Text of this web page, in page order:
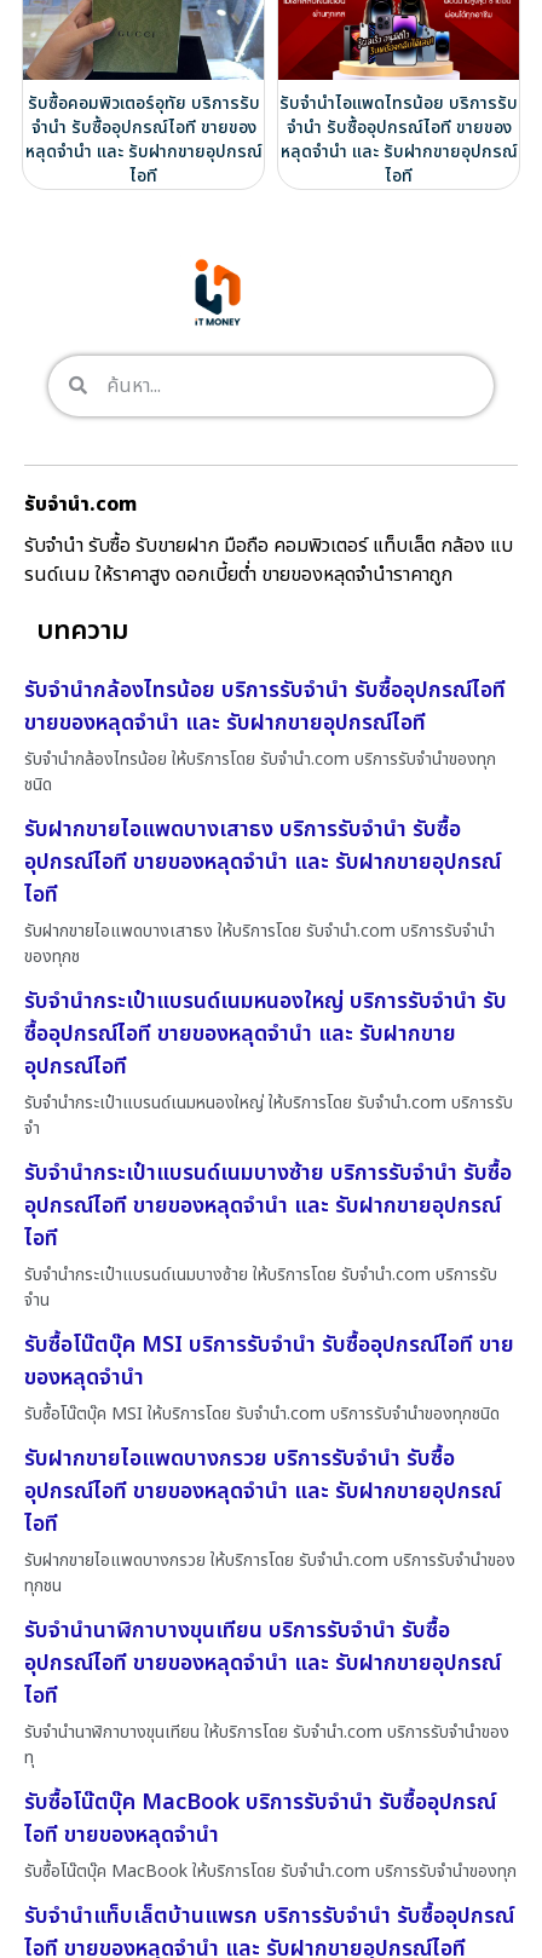
รับซื้อคอมพิวเตอร์อุทัย บริการรับ
จำนำ รับซื้ออุปกรณ์ไอที ขายของ
หลุดจำนำ และ รับฝากขายอุปกรณ์
ไอที
รับจำนำไอแพดไทรน้อย บริการรับ
จำนำ รับซื้ออุปกรณ์ไอที ขายของ
หลุดจำนำ และ รับฝากขายอุปกรณ์
ไอที
รับจํานํา.com
รับจำนำ รับซื้อ รับขายฝาก มือถือ คอมพิวเตอร์ แท็บเล็ต กล้อง แบ
รนด์เนม ให้ราคาสูง ดอกเบี้ยต่ำ ขายของหลุดจำนำราคาถูก
บทความ
รับจำนำกล้องไทรน้อย บริการรับจำนำ รับซื้ออุปกรณ์ไอที
ขายของหลุดจำนำ และ รับฝากขายอุปกรณ์ไอที
รับจำนำกล้องไทรน้อย ให้บริการโดย รับจํานํา.com บริการรับจำนำของทุก
ชนิด
รับฝากขายไอแพดบางเสาธง บริการรับจำนำ รับซื้อ
อุปกรณ์ไอที ขายของหลุดจำนำ และ รับฝากขายอุปกรณ์
ไอที
รับฝากขายไอแพดบางเสาธง ให้บริการโดย รับจํานํา.com บริการรับจำนำ
ของทุกช
รับจำนำกระเป๋าแบรนด์เนมหนองใหญ่ บริการรับจำนำ รับ
ซื้ออุปกรณ์ไอที ขายของหลุดจำนำ และ รับฝากขาย
อุปกรณ์ไอที
รับจำนำกระเป๋าแบรนด์เนมหนองใหญ่ ให้บริการโดย รับจํานํา.com บริการรับ
จำ
รับจำนำกระเป๋าแบรนด์เนมบางซ้าย บริการรับจำนำ รับซื้อ
อุปกรณ์ไอที ขายของหลุดจำนำ และ รับฝากขายอุปกรณ์
ไอที
รับจำนำกระเป๋าแบรนด์เนมบางซ้าย ให้บริการโดย รับจํานํา.com บริการรับ
จำน
รับซื้อโน๊ตบุ๊ค MSI บริการรับจำนำ รับซื้ออุปกรณ์ไอที ขาย
ของหลุดจำนำ
รับซื้อโน๊ตบุ๊ค MSI ให้บริการโดย รับจํานํา.com บริการรับจำนำของทุกชนิด
รับฝากขายไอแพดบางกรวย บริการรับจำนำ รับซื้อ
อุปกรณ์ไอที ขายของหลุดจำนำ และ รับฝากขายอุปกรณ์
ไอที
รับฝากขายไอแพดบางกรวย ให้บริการโดย รับจํานํา.com บริการรับจำนำของ
ทุกชน
รับจำนำนาฬิกาบางขุนเทียน บริการรับจำนำ รับซื้อ
อุปกรณ์ไอที ขายของหลุดจำนำ และ รับฝากขายอุปกรณ์
ไอที
รับจำนำนาฬิกาบางขุนเทียน ให้บริการโดย รับจํานํา.com บริการรับจำนำของ
ทุ
รับซื้อโน๊ตบุ๊ค MacBook บริการรับจำนำ รับซื้ออุปกรณ์
ไอที ขายของหลุดจำนำ
รับซื้อโน๊ตบุ๊ค MacBook ให้บริการโดย รับจํานํา.com บริการรับจำนำของทุก
รับจำนำแท็บเล็ตบ้านแพรก บริการรับจำนำ รับซื้ออุปกรณ์
ไอที ขายของหลุดจำนำ และ รับฝากขายอุปกรณ์ไอที